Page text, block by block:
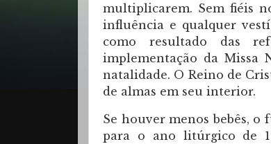
multiplicarem. Sem fiéis
influência e qualquer
como resultado das
implementação da Missa
natalidade. O Reino de
de almas em seu interior.
Se houver menos bebês, o
para o ano litúrgico de